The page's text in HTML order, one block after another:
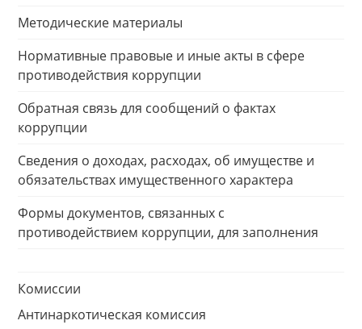
Методические материалы
Нормативные правовые и иные акты в сфере
противодействия коррупции
Обратная связь для сообщений о фактах
коррупции
Сведения о доходах, расходах, об имуществе и
обязательствах имущественного характера
Формы документов, связанных с
противодействием коррупции, для заполнения
Комиссии
Антинаркотическая комиссия